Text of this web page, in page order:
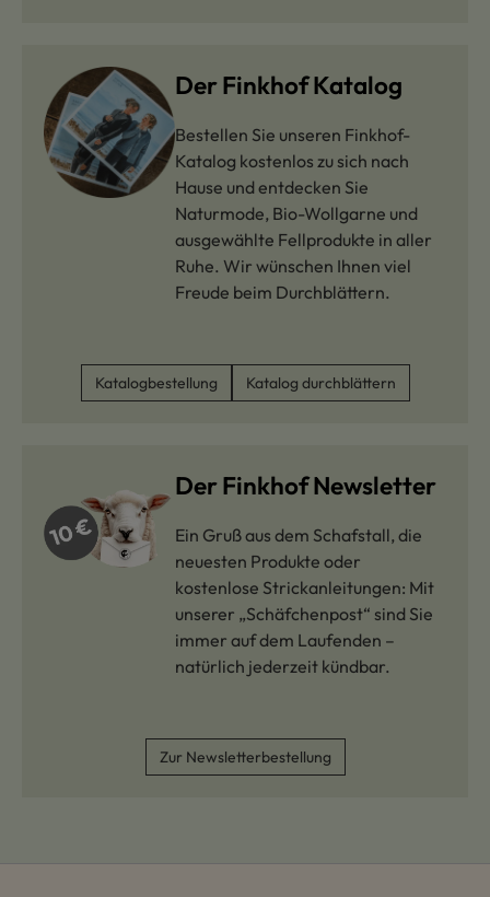
Der Finkhof Katalog
Bestellen Sie unseren Finkhof-
Katalog kostenlos zu sich nach
Hause und entdecken Sie
Naturmode, Bio-Wollgarne und
ausgewählte Fellprodukte in aller
Ruhe. Wir wünschen Ihnen viel
Freude beim Durchblättern.
Katalogbestellung Katalog durchblättern
Der Finkhof Newsletter
Ein Gruß aus dem Schafstall, die
neuesten Produkte oder
kostenlose Strickanleitungen: Mit
unserer „Schäfchenpost“ sind Sie
immer auf dem Laufenden –
natürlich jederzeit kündbar.
Zur Newsletterbestellung